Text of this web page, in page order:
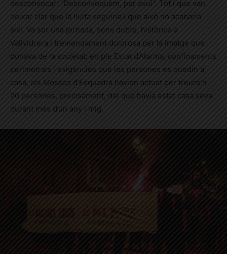
desconvocar: “Desconvoquem, per avui”. Tot i que van
deixar clar que la lluita seguiria i que això no acabaria
així. Va ser una jornada, sens dubte, històrica a
Vallvidrera i tremendament dolorosa per la imatge que
donava de la societat: en ple Estat d’Alarma, confinaments
perimetrals i exigències que les persones es quedin a
casa, els Mossos d’Esquadra havien actuat per treure’n
20 persones, precisament, del que havia estat casa seva
durant més d’un any i mig.